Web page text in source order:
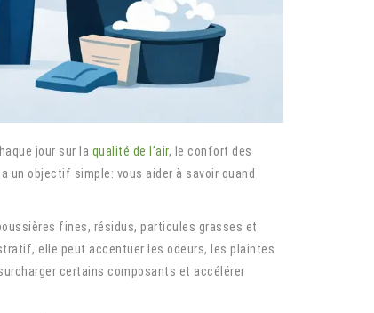
jour sur la qualité de l’air, le confort des
un objectif simple: vous aider à savoir quand
fines, résidus, particules grasses et
elle peut accentuer les odeurs, les plaintes
certains composants et accélérer